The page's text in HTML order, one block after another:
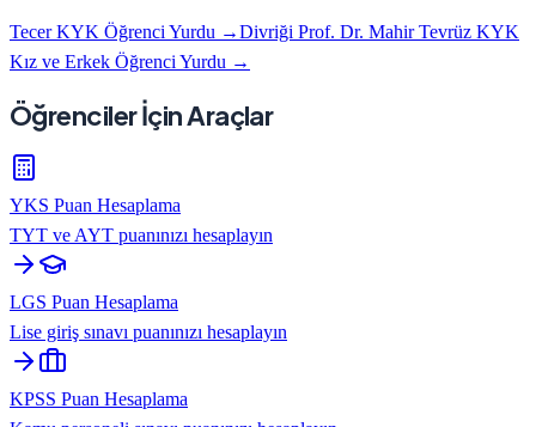
Tecer KYK Öğrenci Yurdu →Divriği Prof. Dr. Mahir Tevrüz KYK
Kız ve Erkek Öğrenci Yurdu →
Öğrenciler İçin Araçlar
YKS Puan Hesaplama
TYT ve AYT puanınızı hesaplayın
LGS Puan Hesaplama
Lise giriş sınavı puanınızı hesaplayın
KPSS Puan Hesaplama